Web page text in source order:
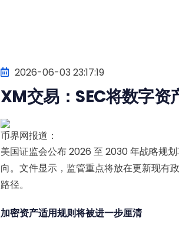
2026-06-03 23:17:19
XM交易：SEC将数字
币界网报道：
美国证监会公布 2026 至 2030 年战略规
向。文件显示，监管重点将放在更新现有
路径。
加密资产适用规则将被进一步厘清